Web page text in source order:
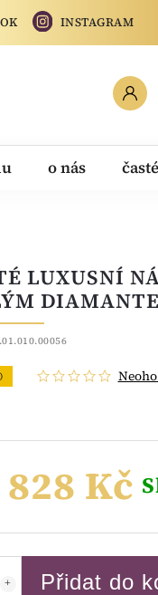
INSTAGRAM
o nás
LUXUSNÍ
828 Kč
Přidat do